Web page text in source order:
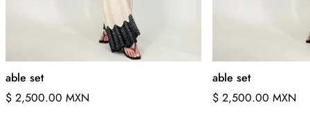
able set
Precio
$ 2,500.00 MXN
able set
Precio
$ 2,500.00 MXN